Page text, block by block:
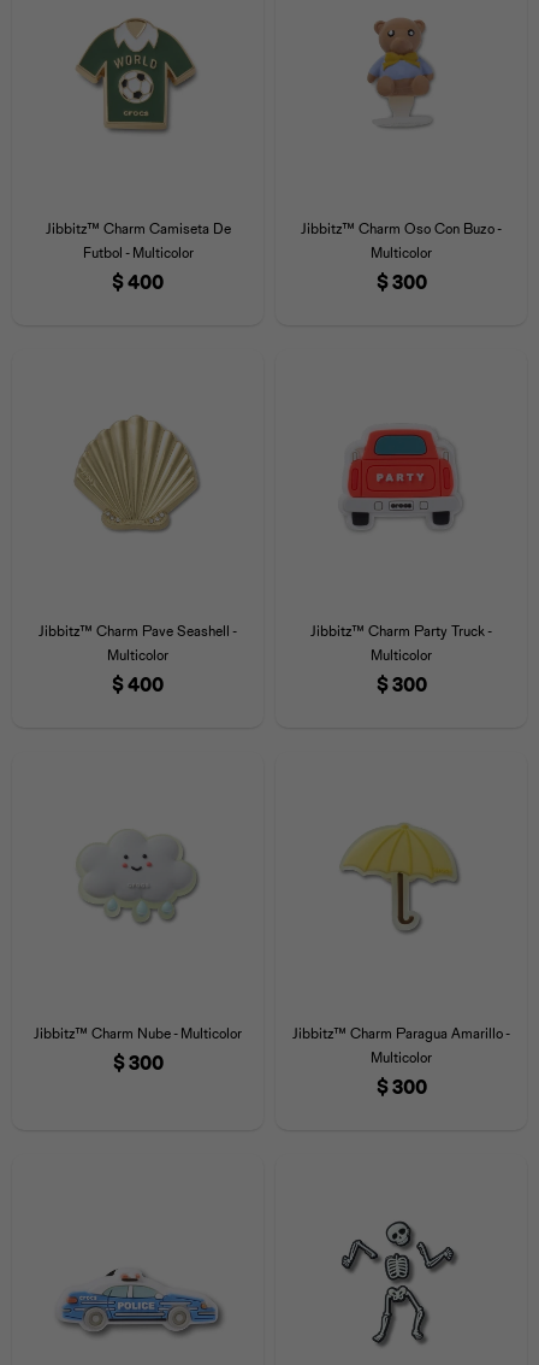
Jibbitz™ Charm Camiseta De
Futbol - Multicolor
$400
Jibbitz™ Charm Oso Con Buzo -
Multicolor
$300
Jibbitz™ Charm Pave Seashell -
Multicolor
$400
Jibbitz™ Charm Party Truck -
Multicolor
$300
Jibbitz™ Charm Nube - Multicolor
$300
Jibbitz™ Charm Paragua Amarillo -
Multicolor
$300